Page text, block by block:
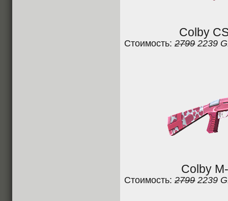
Colby
Стоимость:27992239
Colby
Стоимость:27992239